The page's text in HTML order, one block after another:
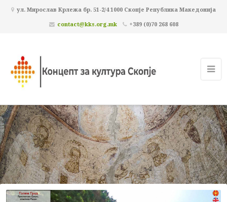
ул. Мирослав Крлежа бр. 51-2/4 1000 Скопје Република Македонија
contact@kks.org.mk
+389 (0)70 268 608